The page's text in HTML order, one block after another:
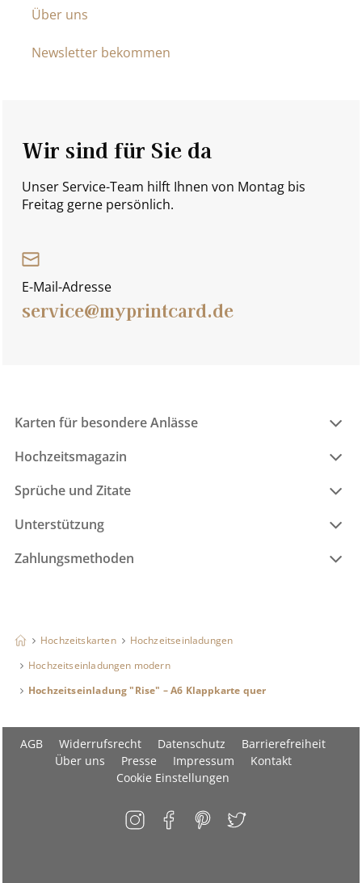
Über uns
Newsletter bekommen
Wir sind für Sie da
Unser Service-Team hilft Ihnen von Montag bis
Freitag gerne persönlich.
E-Mail-Adresse
service@myprintcard.de
Karten für besondere Anlässe
Hochzeitsmagazin
Sprüche und Zitate
Unterstützung
Zahlungsmethoden
Hochzeitskarten
Hochzeitseinladungen
Hochzeitseinladungen modern
Hochzeitseinladung "Rise" – A6 Klappkarte quer
AGB Widerrufsrecht Datenschutz
Barrierefreiheit
Über uns
Presse Impressum
Kontakt
Cookie Einstellungen